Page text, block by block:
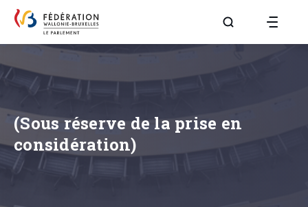
Aller à la page
(Sous réserve de la prise en
considération)